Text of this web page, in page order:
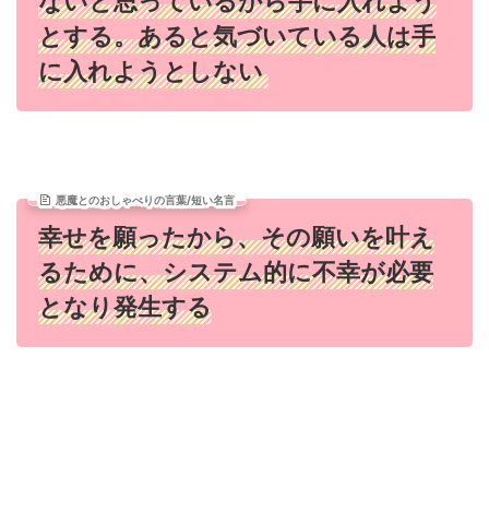
とする。あると気づいている人は手
に入れようとしない
悪魔とのおしゃべりの言葉/短い名言
幸せを願ったから、その願いを叶え
るために、システム的に不幸が必要
となり発生する